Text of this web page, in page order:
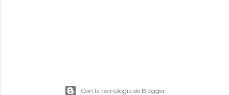
Con la tecnología de Blogger